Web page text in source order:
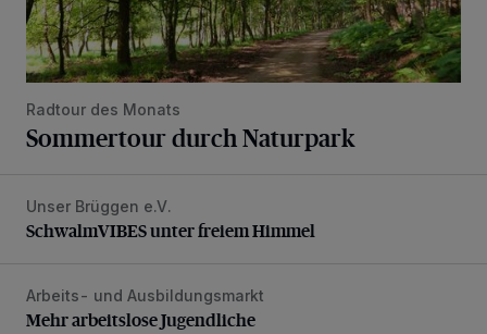
Radtour des Monats
Sommertour durch Naturpark
SchwalmVIBES unter freiem Himmel
Unser Brüggen e.V.
SchwalmVIBES unter freiem Himmel
Mehr arbeitslose Jugendliche
Arbeits- und Ausbildungsmarkt
Mehr arbeitslose Jugendliche